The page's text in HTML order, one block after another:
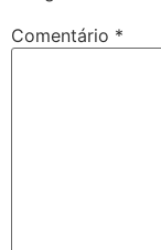
Comentário *